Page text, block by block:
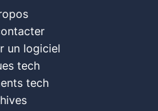
un logiciel
tech
tech